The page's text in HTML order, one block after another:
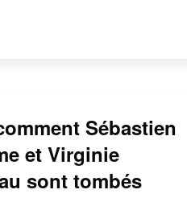
Sébastien
et Virginie
sont tombés